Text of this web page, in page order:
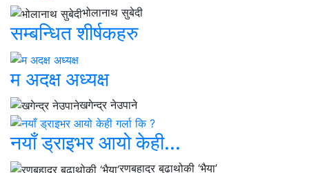
भोलानाथ सुबेदी
सम्बन्धित शीर्षकहरु
म अदक्ष अध्यक्ष
खगेन्द्र नेउपाने
नयाँ ड्राइभर आयो केही...
रणबहादुर बुढाथोकी ‘भैया’